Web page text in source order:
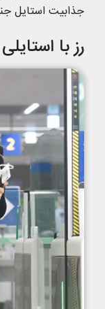
جذابیت استایل
رز با